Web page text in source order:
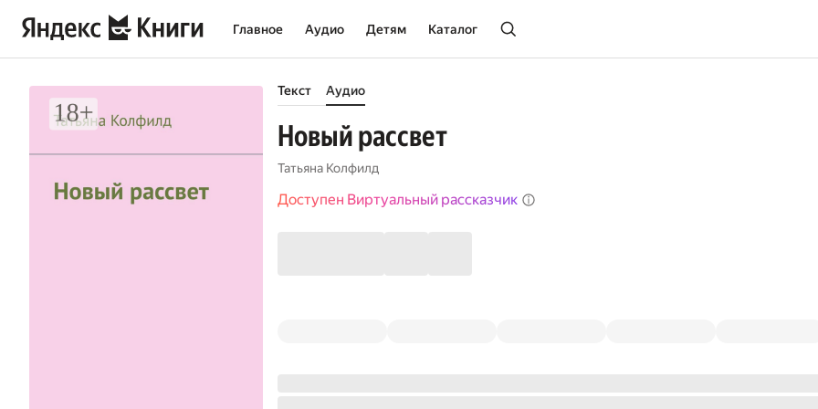
Главное Аудио Детям Каталог
Текст Аудио
Новый рассвет
Татьяна Колфилд
Доступен Виртуальный рассказчик